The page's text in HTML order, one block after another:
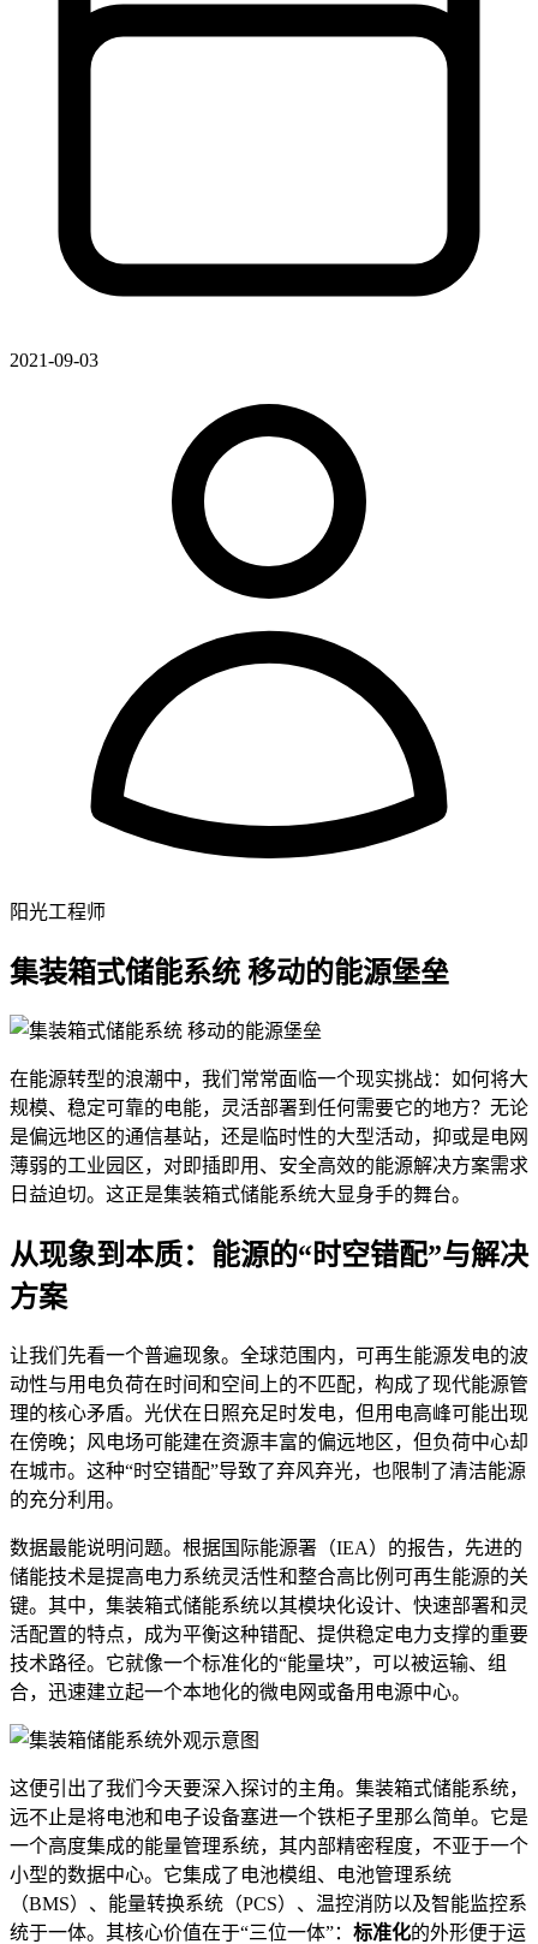
2021-09-03
阳光工程师
集装箱式储能系统 移动的能源堡垒
在能源转型的浪潮中，我们常常面临一个现实挑战：如何将大
规模、稳定可靠的电能，灵活部署到任何需要它的地方？无论
是偏远地区的通信基站，还是临时性的大型活动，抑或是电网
薄弱的工业园区，对即插即用、安全高效的能源解决方案需求
日益迫切。这正是集装箱式储能系统大显身手的舞台。
从现象到本质：能源的“时空错配”与解决
方案
让我们先看一个普遍现象。全球范围内，可再生能源发电的波
动性与用电负荷在时间和空间上的不匹配，构成了现代能源管
理的核心矛盾。光伏在日照充足时发电，但用电高峰可能出现
在傍晚；风电场可能建在资源丰富的偏远地区，但负荷中心却
在城市。这种“时空错配”导致了弃风弃光，也限制了清洁能源
的充分利用。
数据最能说明问题。根据国际能源署（IEA）的报告，先进的
储能技术是提高电力系统灵活性和整合高比例可再生能源的关
键。其中，集装箱式储能系统以其模块化设计、快速部署和灵
活配置的特点，成为平衡这种错配、提供稳定电力支撑的重要
技术路径。它就像一个标准化的“能量块”，可以被运输、组
合，迅速建立起一个本地化的微电网或备用电源中心。
这便引出了我们今天要深入探讨的主角。集装箱式储能系统，
远不止是将电池和电子设备塞进一个铁柜子里那么简单。它是
一个高度集成的能量管理系统，其内部精密程度，不亚于一个
小型的数据中心。它集成了电池模组、电池管理系统
（BMS）、能量转换系统（PCS）、温控消防以及智能监控系
统于一体。其核心价值在于“三位一体”： 标准化的外形便于运